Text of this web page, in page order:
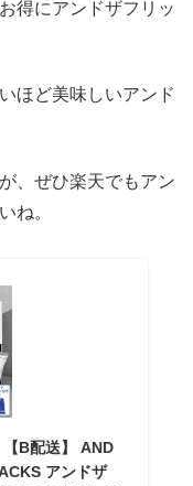
得にアンドザフリッ
ほど美味しいアンド
、ぜひ楽天でもアン
ね。
B配送】 AND
アンドザ